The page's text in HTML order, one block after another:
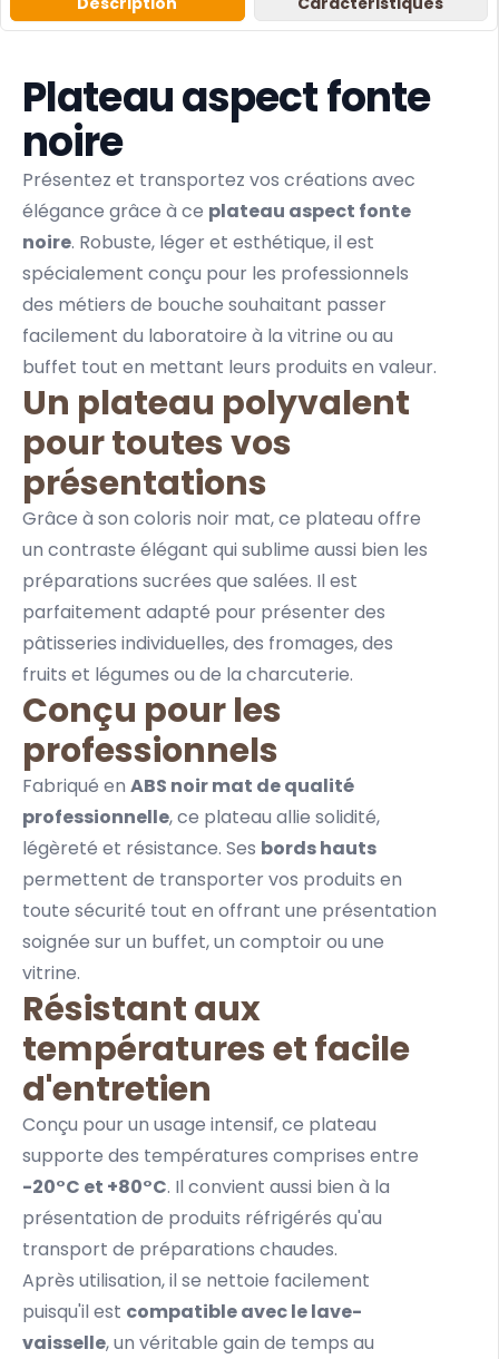
Plateau aspect fonte
noire
Présentez et transportez vos créations avec
élégance grâce à ce plateau aspect fonte
noire. Robuste, léger et esthétique, il est
spécialement conçu pour les professionnels
des métiers de bouche souhaitant passer
facilement du laboratoire à la vitrine ou au
buffet tout en mettant leurs produits en valeur.
Un plateau polyvalent
pour toutes vos
présentations
Grâce à son coloris noir mat, ce plateau offre
un contraste élégant qui sublime aussi bien les
préparations sucrées que salées. Il est
parfaitement adapté pour présenter des
pâtisseries individuelles, des fromages, des
fruits et légumes ou de la charcuterie.
Conçu pour les
professionnels
Fabriqué en ABS noir mat de qualité
professionnelle, ce plateau allie solidité,
légèreté et résistance. Ses bords hauts
permettent de transporter vos produits en
toute sécurité tout en offrant une présentation
soignée sur un buffet, un comptoir ou une
vitrine.
Résistant aux
températures et facile
d'entretien
Conçu pour un usage intensif, ce plateau
supporte des températures comprises entre
-20°C et +80°C. Il convient aussi bien à la
présentation de produits réfrigérés qu'au
transport de préparations chaudes.
Après utilisation, il se nettoie facilement
puisqu'il est compatible avec le lave-
vaisselle, un véritable gain de temps au